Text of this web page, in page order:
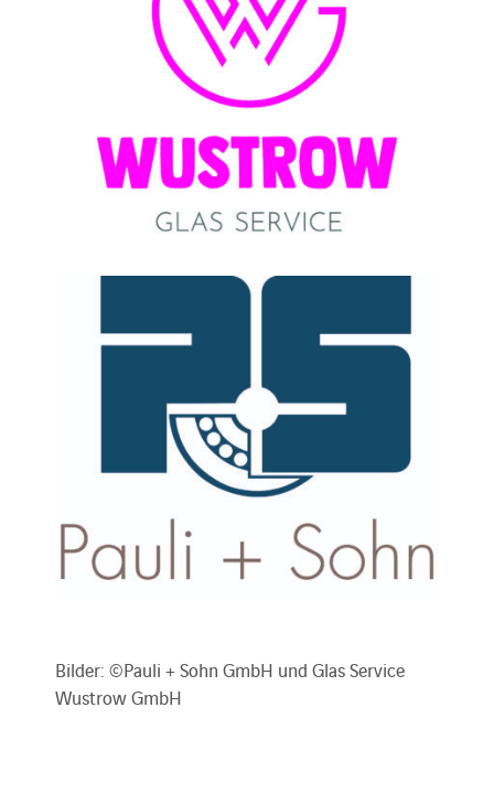
Bilder: ©Pauli + Sohn GmbH und Glas Service
Wustrow GmbH